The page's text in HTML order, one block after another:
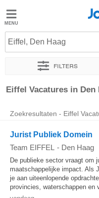
Jobted
Vacatures
Salarissen
Eiffel, Den Haag
Filters
Sorteer op Exacte locatie
Eiffel Vacatures in Den
Zoekresultaten - Eiffel
Jurist Publiek Domein
Team EIFFEL - Den Haag
De publieke sector vraagt om
maatschappelijke impact. Als
je aan uiteenlopende
provincies, waterschappen en